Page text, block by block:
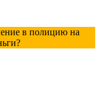
в полицию на